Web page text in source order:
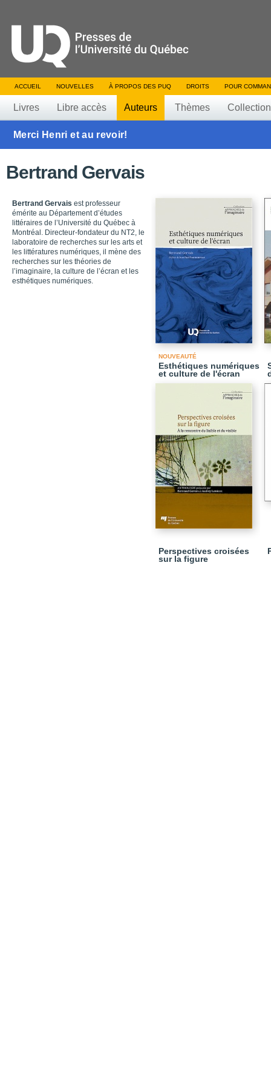
ACCUEIL NOUVELLES À PROPOS DES PUQ DROITS POUR
Livres Libre accès Auteurs Thèmes
Merci Henri et au revoir!
Bertrand Gervais
Bertrand Gervais est professeur
émérite au Département d’études
littéraires de l’Université du Québec à
Montréal. Directeur-fondateur du NT2, le
laboratoire de recherches sur les arts et
les littératures numériques, il mène des
recherches sur les théories de
l’imaginaire, la culture de l’écran et les
esthétiques numériques.
NOUVEAUTÉ
Esthétiques numériques
et culture de l'écran
Perspectives croisées
sur la figure